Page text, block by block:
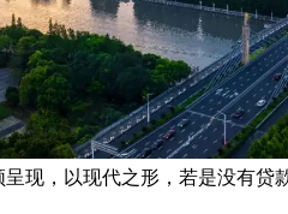
现，以现代之形，若是没有贷